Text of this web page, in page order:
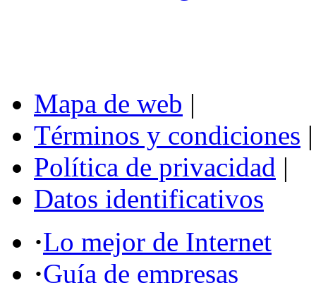
Mapa de web |
Términos y condiciones |
Política de privacidad |
Datos identificativos
·Lo mejor de Internet
·Guía de empresas